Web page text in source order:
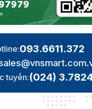
093.6611.372
tuyến:(024)